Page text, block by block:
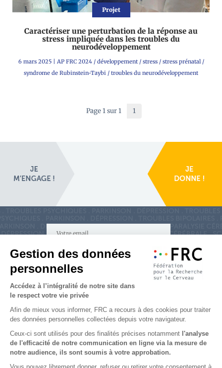
Projet
Caractériser une perturbation de la réponse au
stress impliquée dans les troubles du
neurodéveloppement
6 mars 2025| AP FRC 2024/ développement/ stress/ stress prénatal/
syndrome de Rubinstein-Taybi / troubles du neurodéveloppement
Page 1 sur 1 1
S'inscrire à la newsletter
les réseaux sociaux
Partenaires & Mécènes